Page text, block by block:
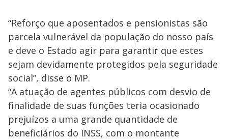
“Reforço que aposentados e pensionistas são
parcela vulnerável da população do nosso país
e deve o Estado agir para garantir que estes
sejam devidamente protegidos pela seguridade
social”, disse o MP.
“A atuação de agentes públicos com desvio de
finalidade de suas funções teria ocasionado
prejuízos a uma grande quantidade de
beneficiários do INSS, com o montante